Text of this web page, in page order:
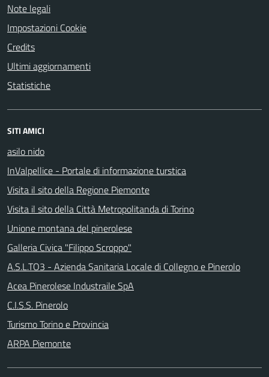
Note legali
Impostazioni Cookie
Credits
Ultimi aggiornamenti
Statistiche
SITI AMICI
asilo nido
InValpellice - Portale di informazione turstica
Visita il sito della Regione Piemonte
Visita il sito della Città Metropolitanda di Torino
Unione montana del pinerolese
Galleria Civica "Filippo Scroppo"
A.S.L.TO3 - Azienda Sanitaria Locale di Collegno e Pinerolo
Acea Pinerolese Industraile SpA
C.I.S.S. Pinerolo
Turismo Torino e Provincia
ARPA Piemonte